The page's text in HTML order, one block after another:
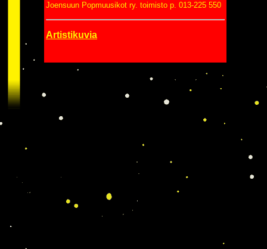
Joensuun Popmuusikot ry. toimisto p. 013-225 550
Artistikuvia